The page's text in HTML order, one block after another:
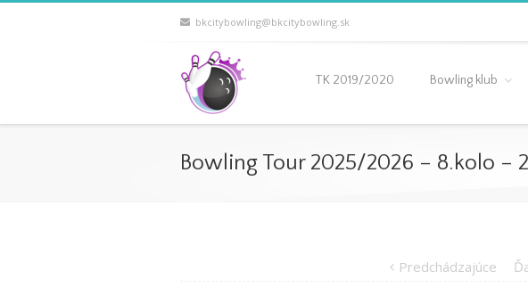
bkcitybowling@bkcitybowling.sk
TK 2019/2020 Bowling klub
Bowling Tour 2025/2026 – 8.kolo –
Predchádzajúce